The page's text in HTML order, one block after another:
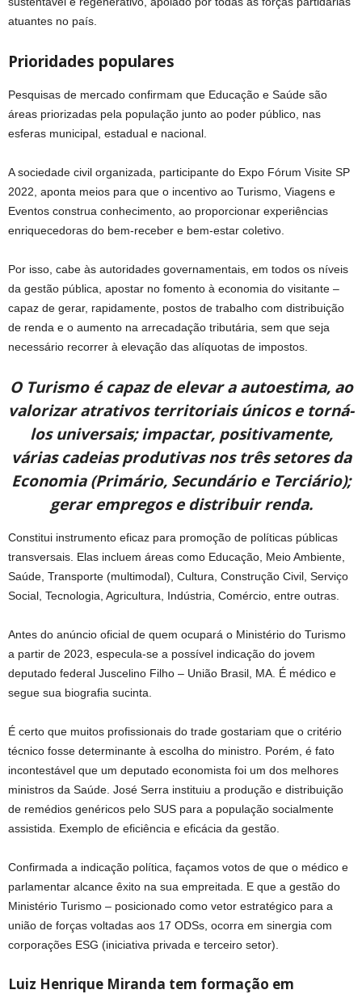
atuantes no país.
Prioridades populares
Pesquisas de mercado confirmam que Educação e Saúde são
áreas priorizadas pela população junto ao poder público, nas
esferas municipal, estadual e nacional.
A sociedade civil organizada, participante do Expo Fórum Visite SP
2022, aponta meios para que o incentivo ao Turismo, Viagens e
Eventos construa conhecimento, ao proporcionar experiências
enriquecedoras do bem-receber e bem-estar coletivo.
Por isso, cabe às autoridades governamentais, em todos os níveis
da gestão pública, apostar no fomento à economia do visitante –
capaz de gerar, rapidamente, postos de trabalho com distribuição
de renda e o aumento na arrecadação tributária, sem que seja
necessário recorrer à elevação das alíquotas de impostos.
O Turismo é capaz de elevar a autoestima, ao
valorizar atrativos territoriais únicos e torná-
los universais; impactar, positivamente,
várias cadeias produtivas nos três setores da
Economia (Primário, Secundário e Terciário);
gerar empregos e distribuir renda.
Constitui instrumento eficaz para promoção de políticas públicas
transversais. Elas incluem áreas como Educação, Meio Ambiente,
Saúde, Transporte (multimodal), Cultura, Construção Civil, Serviço
Social, Tecnologia, Agricultura, Indústria, Comércio, entre outras.
Antes do anúncio oficial de quem ocupará o Ministério do Turismo
a partir de 2023, especula-se a possível indicação do jovem
deputado federal Juscelino Filho – União Brasil, MA. É médico e
segue sua biografia sucinta.
É certo que muitos profissionais do trade gostariam que o critério
técnico fosse determinante à escolha do ministro. Porém, é fato
incontestável que um deputado economista foi um dos melhores
ministros da Saúde. José Serra instituiu a produção e distribuição
de remédios genéricos pelo SUS para a população socialmente
assistida. Exemplo de eficiência e eficácia da gestão.
Confirmada a indicação política, façamos votos de que o médico e
parlamentar alcance êxito na sua empreitada. E que a gestão do
Ministério Turismo – posicionado como vetor estratégico para a
união de forças voltadas aos 17 ODSs, ocorra em sinergia com
corporações ESG (iniciativa privada e terceiro setor).
Luiz Henrique Miranda tem formação em